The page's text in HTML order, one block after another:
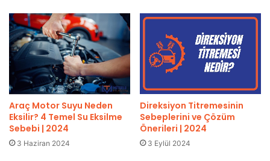
Araç Motor Suyu Neden
Eksilir? 4 Temel Su Eksilme
Sebebi | 2024
3 Haziran 2024
Direksiyon Titremesinin
Sebeplerini ve Çözüm
Önerileri | 2024
3 Eylül 2024